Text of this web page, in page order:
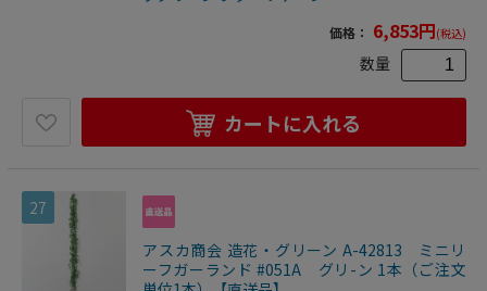
価格： 6,853円(税込)
数量
カートに入れる
27
アスカ商会 造花・グリーン A-42813 ミニリ
ーフガーランド #051A グリ-ン 1本（ご注文